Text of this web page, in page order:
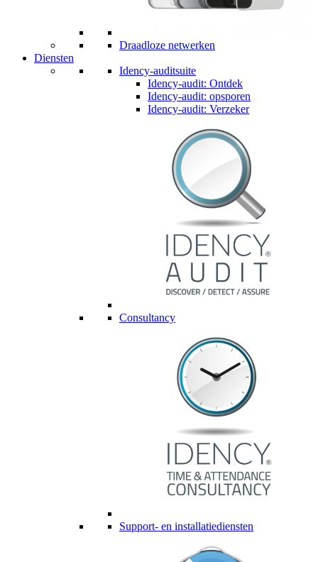
Draadloze netwerken
Diensten
Idency-auditsuite
Idency-audit: Ontdek
Idency-audit: opsporen
Idency-audit: Verzeker
Consultancy
Support- en installatiediensten